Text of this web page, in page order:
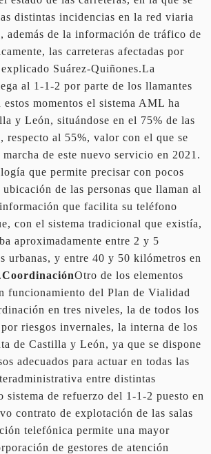
distintas incidencias en la red viaria
además de la información de tráfico de
las carreteras afectadas por
Suárez-Quiñones.La
al 1-1-2 por parte de los llamantes
estos momentos el sistema AML ha
y León, situándose en el 75% de las
respecto al 55%, valor con el que se
de este nuevo servicio en 2021.
que permite precisar con pocos
de las personas que llaman al
que facilita su teléfono
con el sistema tradicional que existía,
aproximadamente entre 2 y 5
urbanas, y entre 40 y 50 kilómetros en
CoordinaciónOtro de los elementos
funcionamiento del Plan de Vialidad
en tres niveles, la de todos los
riesgos invernales, la interna de los
de Castilla y León, ya que se dispone
adecuados para actuar en todas las
entre distintas
sistema de refuerzo del 1-1-2 puesto en
contrato de explotación de las salas
telefónica permite una mayor
de gestores de atención